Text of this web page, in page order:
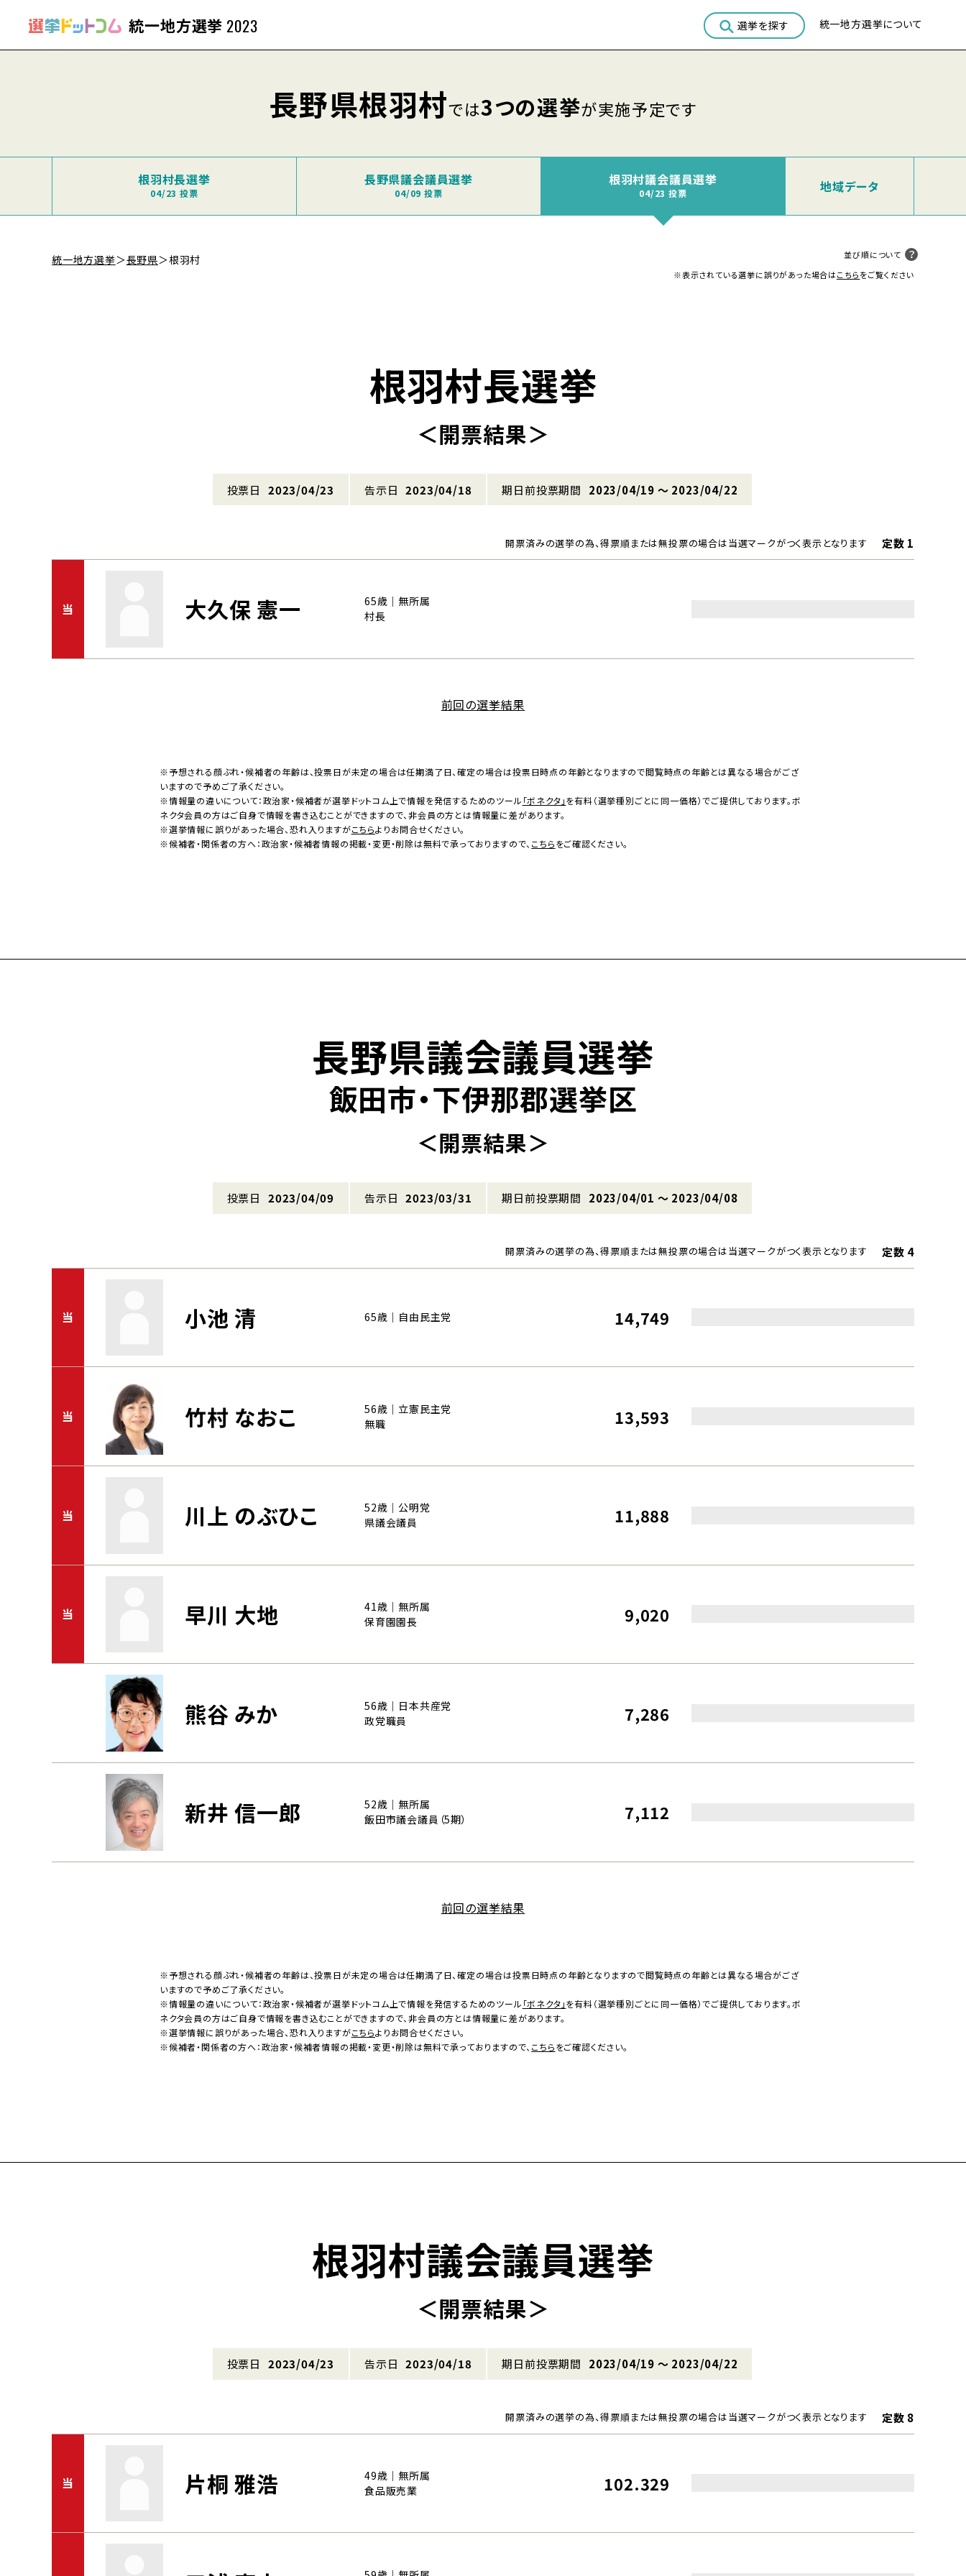
統一地方選挙 2023 選挙を探す 統一地方選挙について
長野県根羽村では3つの選挙が実施予定です
根羽村長選挙
04/23 投票
長野県議会議員選挙
04/09 投票
根羽村議会議員選挙
04/23 投票 地域データ
統一地方選挙＞長野県＞根羽村
並び順について
※表示されている選挙に誤りがあった場合はこちらをご覧ください
根羽村長選挙
＜開票結果＞
投票日 2023/04/23 告示日 2023/04/18 期日前投票期間 2023/04/19 〜 2023/04/22
開票済みの選挙の為、得票順または無投票の場合は当選マークがつく表示となります 定数 1
当 大久保 憲一
65歳｜無所属
村長
前回の選挙結果
※予想される顔ぶれ・候補者の年齢は、投票日が未定の場合は任期満了日、確定の場合は投票日時点の年齢となりますので閲覧時点の年齢とは異なる場合がござ
いますので予めご了承ください。
※情報量の違いについて：政治家・候補者が選挙ドットコム上で情報を発信するためのツール 「ボネクタ」を有料（選挙種別ごとに同一価格）でご提供しております。ボ
ネクタ会員の方はご自身で情報を書き込むことができますので、非会員の方とは情報量に差があります。
※選挙情報に誤りがあった場合、恐れ入りますがこちらよりお問合せください。
※候補者・関係者の方へ：政治家・候補者情報の掲載・変更・削除は無料で承っておりますので、 こちらをご確認ください。
長野県議会議員選挙
飯田市・下伊那郡選挙区
＜開票結果＞
投票日 2023/04/09 告示日 2023/03/31 期日前投票期間 2023/04/01 〜 2023/04/08
開票済みの選挙の為、得票順または無投票の場合は当選マークがつく表示となります 定数 4
当 小池 清 65歳｜自由民主党 14,749
当 竹村 なおこ
56歳｜立憲民主党
無職
13,593
当 川上 のぶひこ
52歳｜公明党
県議会議員
11,888
当 早川 大地
41歳｜無所属
保育園園長
9,020
熊谷 みか
56歳｜日本共産党
政党職員
7,286
新井 信一郎
52歳｜無所属
飯田市議会議員（5期）
7,112
前回の選挙結果
※予想される顔ぶれ・候補者の年齢は、投票日が未定の場合は任期満了日、確定の場合は投票日時点の年齢となりますので閲覧時点の年齢とは異なる場合がござ
いますので予めご了承ください。
※情報量の違いについて：政治家・候補者が選挙ドットコム上で情報を発信するためのツール 「ボネクタ」を有料（選挙種別ごとに同一価格）でご提供しております。ボ
ネクタ会員の方はご自身で情報を書き込むことができますので、非会員の方とは情報量に差があります。
※選挙情報に誤りがあった場合、恐れ入りますがこちらよりお問合せください。
※候補者・関係者の方へ：政治家・候補者情報の掲載・変更・削除は無料で承っておりますので、 こちらをご確認ください。
根羽村議会議員選挙
＜開票結果＞
投票日 2023/04/23 告示日 2023/04/18 期日前投票期間 2023/04/19 〜 2023/04/22
開票済みの選挙の為、得票順または無投票の場合は当選マークがつく表示となります 定数 8
当 片桐 雅浩
49歳｜無所属
食品販売業
102.329